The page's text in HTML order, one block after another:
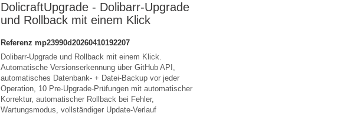
DolicraftUpgrade - Dolibarr-Upgrade
und Rollback mit einem Klick
Referenz mp23990d20260410192207
Dolibarr-Upgrade und Rollback mit einem Klick.
Automatische Versionserkennung über GitHub API,
automatisches Datenbank- + Datei-Backup vor jeder
Operation, 10 Pre-Upgrade-Prüfungen mit automatischer
Korrektur, automatischer Rollback bei Fehler,
Wartungsmodus, vollständiger Update-Verlauf